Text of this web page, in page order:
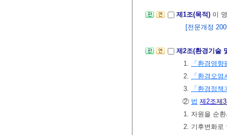
제1조(목적) 이
[전문개정
제2조(환경기술
1.
「환경영
2.
「환경오
3.
「환경정
② 법 제2조제
1. 자원을 순
2. 기후변화로